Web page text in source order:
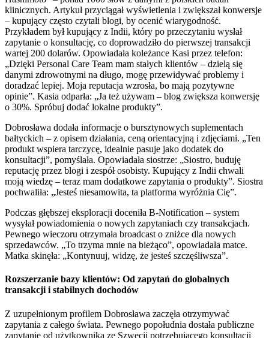
klinicznych. Artykuł przyciągał wyświetlenia i zwiększał konwersje
– kupujący często czytali blogi, by ocenić wiarygodność.
Przykładem był kupujący z Indii, który po przeczytaniu wysłał
zapytanie o konsultację, co doprowadziło do pierwszej transakcji
wartej 200 dolarów. Opowiadała koleżance Kasi przez telefon:
„Dzięki Personal Care Team mam stałych klientów – dzielą się
danymi zdrowotnymi na długo, mogę przewidywać problemy i
doradzać lepiej. Moja reputacja wzrosła, bo mają pozytywne
opinie”. Kasia odparła: „Ja też używam – blog zwiększa konwersję
o 30%. Spróbuj dodać lokalne produkty”.
Dobrosława dodała informacje o bursztynowych suplementach
bałtyckich – z opisem działania, ceną orientacyjną i zdjęciami. „Ten
produkt wspiera tarczycę, idealnie pasuje jako dodatek do
konsultacji”, pomyślała. Opowiadała siostrze: „Siostro, buduję
reputację przez blogi i zespół osobisty. Kupujący z Indii chwali
moją wiedzę – teraz mam dodatkowe zapytania o produkty”. Siostra
pochwaliła: „Jesteś niesamowita, ta platforma wyróżnia Cię”.
Podczas głębszej eksploracji doceniła B-Notification – system
wysyłał powiadomienia o nowych zapytaniach czy transakcjach.
Pewnego wieczoru otrzymała broadcast o zniżce dla nowych
sprzedawców. „To trzyma mnie na bieżąco”, opowiadała matce.
Matka skinęła: „Kontynuuj, widzę, że jesteś szczęśliwsza”.
Rozszerzanie bazy klientów: Od zapytań do globalnych
transakcji i stabilnych dochodów
Z uzupełnionym profilem Dobrosława zaczęła otrzymywać
zapytania z całego świata. Pewnego popołudnia dostała publiczne
zapytanie od użytkownika ze Szwecji potrzebującego konsultacji